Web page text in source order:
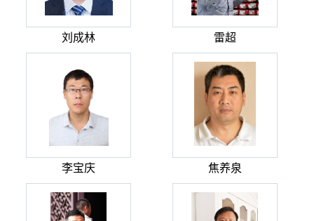
刘成林 雷超
李宝庆 焦养泉